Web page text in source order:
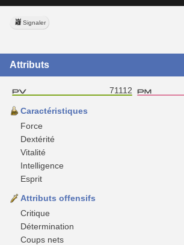
Signaler
Attributs
71112
Caractéristiques
Force
Dextérité
Vitalité
Intelligence
Esprit
Attributs offensifs
Critique
Détermination
Coups nets